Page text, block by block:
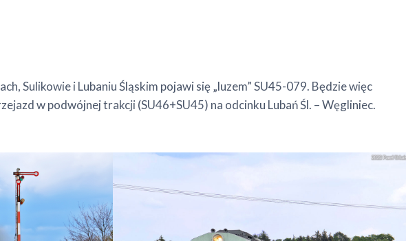
Sulikowie i Lubaniu Śląskim pojawi się „luzem” SU45-079. Będzie więc
w podwójnej trakcji (SU46+SU45) na odcinku Lubań Śl. – Węgliniec.